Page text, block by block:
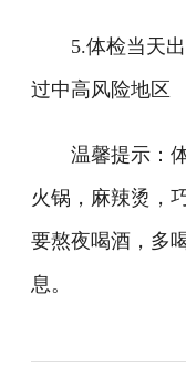
5.体检当天
过中高风险地区
温馨提示：
火锅，麻辣烫，
要熬夜喝酒，多
息。